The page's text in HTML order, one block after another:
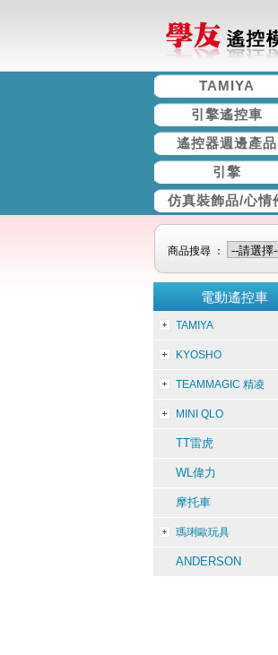
TAMIYA
引擎遙控車
遙控器週邊產品
引擎
仿真裝飾品/心情
商品搜尋 ：
電動遙控車
TAMIYA
KYOSHO
TEAMMAGIC 精凌
MINI QLO
TT雷虎
WL偉力
摩托車
瑪琍歐玩具
ANDERSON